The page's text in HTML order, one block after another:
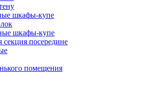
шкафы-купе
шкафы-купе
секция посередине
помещения